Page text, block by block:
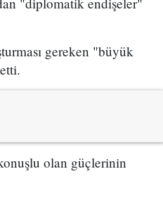
gereken "büyük
olan güçlerinin